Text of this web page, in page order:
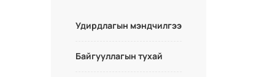
Удирдлагын мэндчилгээ
Байгууллагын тухай